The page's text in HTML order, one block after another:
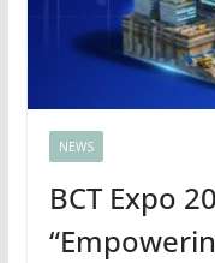
NEWS
BCT Expo